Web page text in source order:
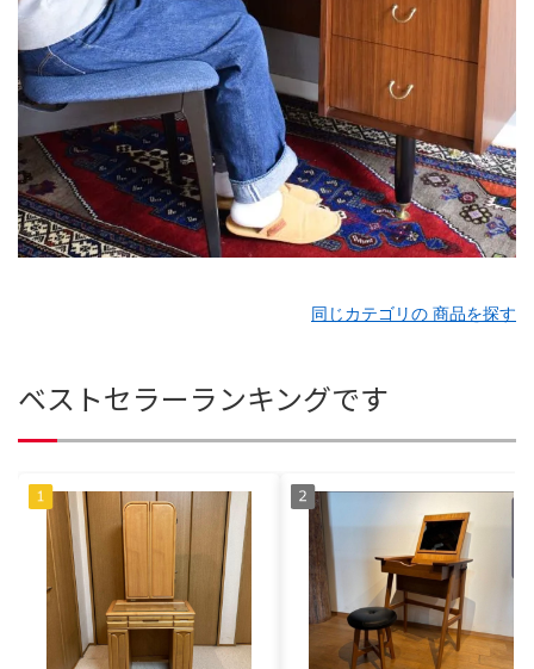
同じカテゴリの 商品を探す
ベストセラーランキングです